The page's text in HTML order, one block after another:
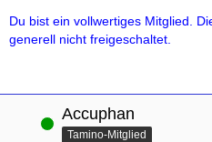
Du bist ein vollwertiges Mitglied.
generell nicht freigeschaltet.
Online Accuphan
Tamino-Mitglied